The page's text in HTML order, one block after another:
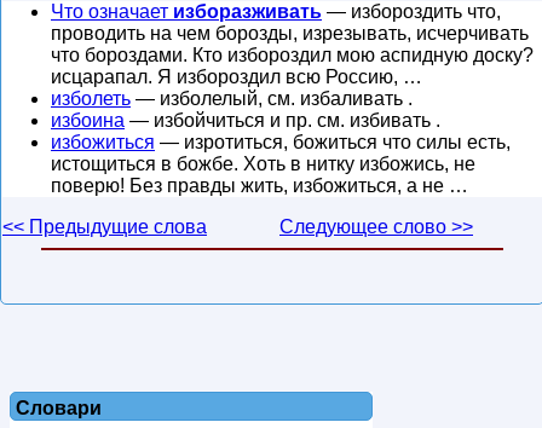
Что означает изборазживать — избороздить что,
проводить на чем борозды, изрезывать, исчерчивать
что бороздами. Кто избороздил мою аспидную доску?
исцарапал. Я избороздил всю Россию, …
изболеть — изболелый, см. избаливать .
избоина — избойчиться и пр. см. избивать .
избожиться — изротиться, божиться что силы есть,
истощиться в божбе. Хоть в нитку избожись, не
поверю! Без правды жить, избожиться, а не …
<< Предыдущие слова
Следующее слово >>
Словари